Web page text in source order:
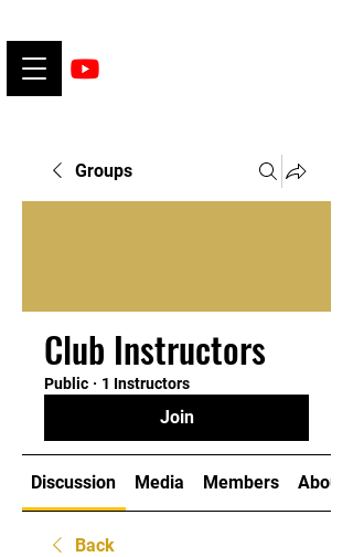
Groups
Club Instructors
Public · 1 Instructors
Join
Discussion Media Members About
Back